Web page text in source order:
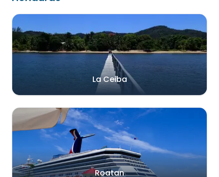
La Ceiba
Roatan